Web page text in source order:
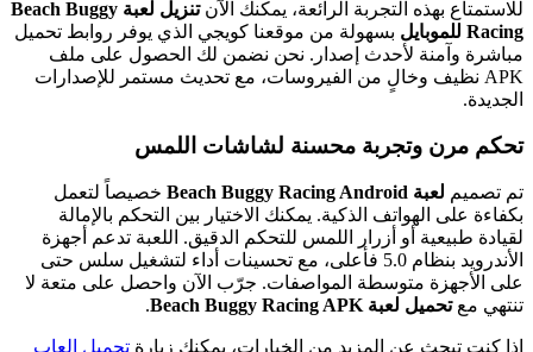
للاستمتاع بهذه التجربة الرائعة، يمكنك الآن
تنزيل لعبة Beach Buggy
Racing للموبايل
بسهولة من موقعنا كويجي الذي يوفر روابط تحميل
مباشرة وآمنة لأحدث إصدار. نحن نضمن لك الحصول على ملف
APK نظيف وخالٍ من الفيروسات، مع تحديث مستمر للإصدارات
الجديدة.
تحكم مرن وتجربة محسنة لشاشات اللمس
تم تصميم لعبة Beach Buggy Racing Android
خصيصاً لتعمل
بكفاءة على الهواتف الذكية. يمكنك الاختيار بين التحكم بالإمالة
لقيادة طبيعية أو أزرار اللمس للتحكم الدقيق. اللعبة تدعم أجهزة
الأندرويد بنظام 5.0 فأعلى، مع تحسينات أداء لتشغيل سلس حتى
على الأجهزة متوسطة المواصفات. جرّب الآن واحصل على متعة لا
تنتهي معتحميل لعبة Beach Buggy Racing APK .
إذا كنت تبحث عن المزيد من الخيارات، يمكنك زيارة تحميل العاب